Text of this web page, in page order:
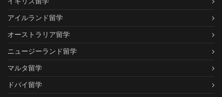
アイルランド留学
オーストラリア留学
ニュージーランド留学
マルタ留学
ドバイ留学